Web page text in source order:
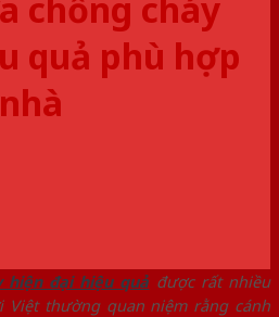
quả phù hợp
hiện đại hiệu quả được rất nhiều
thường quan niệm rằng cánh